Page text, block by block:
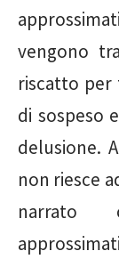
vengono
riscatto
di sospeso
delusione.
non riesce
narrato